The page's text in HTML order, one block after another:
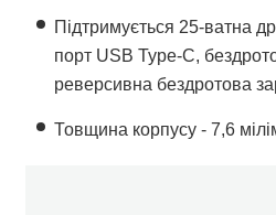
Підтримується 25-ватна
порт USB Type-С,
реверсивна бездротова
Товщина корпусу - 7,6